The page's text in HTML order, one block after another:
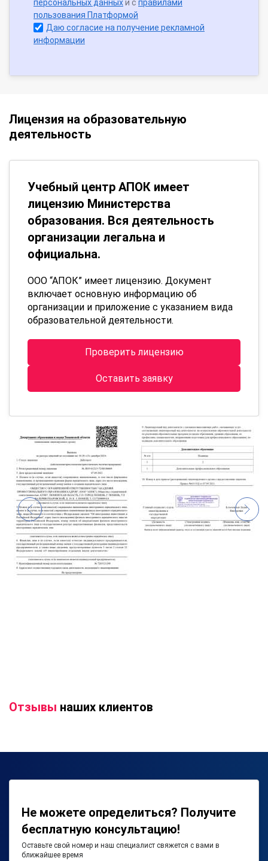
персональных данныхи с правилами
пользования Платформой
Даю согласие на получение рекламной
информации
Лицензия на образовательную
деятельность
Учебный центр АПОК имеет
лицензию Министерства
образования. Вся деятельность
организации легальна и
официальна.
ООО “АПОК” имеет лицензию. Документ
включает основную информацию об
организации и приложение с указанием вида
образовательной деятельности.
Проверить лицензию
Оставить заявку
Отзывы наших клиентов
Не можете определиться? Получите
бесплатную консультацию!
Оставьте свой номер и наш специалист свяжется с вами в
ближайшее время